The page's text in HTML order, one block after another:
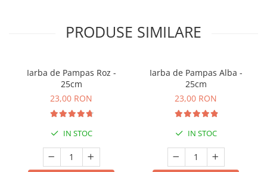
PRODUSE SIMILARE
Iarba de Pampas Roz -
25cm
23,00 RON
IN STOC
Iarba de Pampas Alba -
25cm
23,00 RON
IN STOC